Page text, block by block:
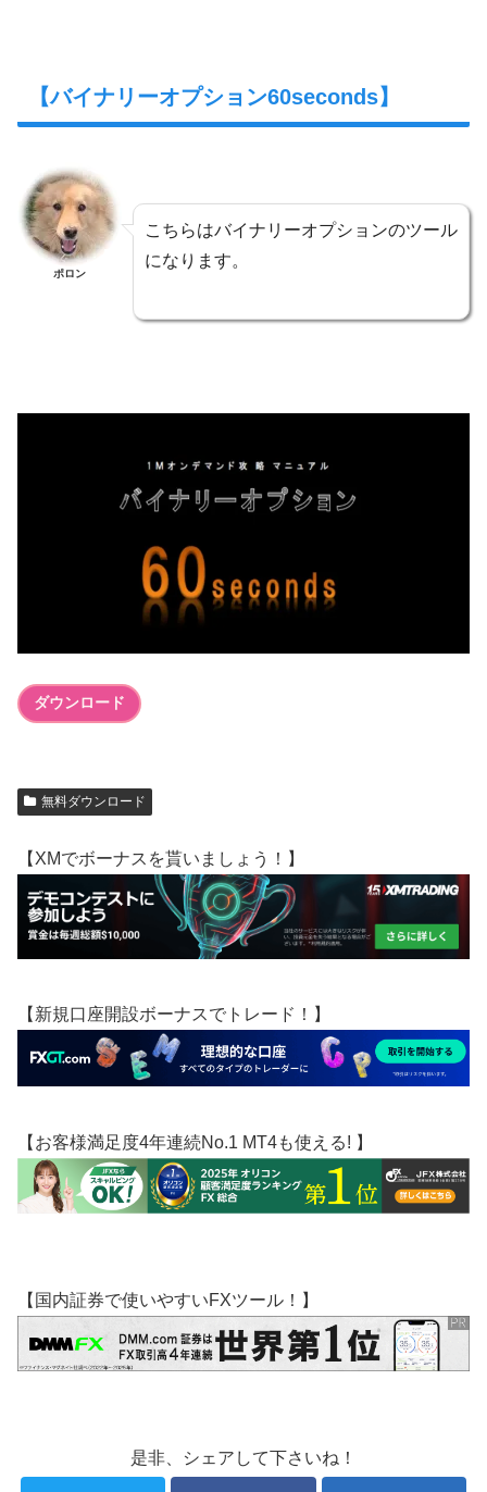
【バイナリーオプション60seconds】
ポロン
こちらはバイナリーオプションのツール
になります。
ダウンロード
無料ダウンロード
【XMでボーナスを貰いましょう！】
【新規口座開設ボーナスでトレード！】
【お客様満足度4年連続No.1 MT4も使える! 】
【国内証券で使いやすいFXツール！】
是非、シェアして下さいね！